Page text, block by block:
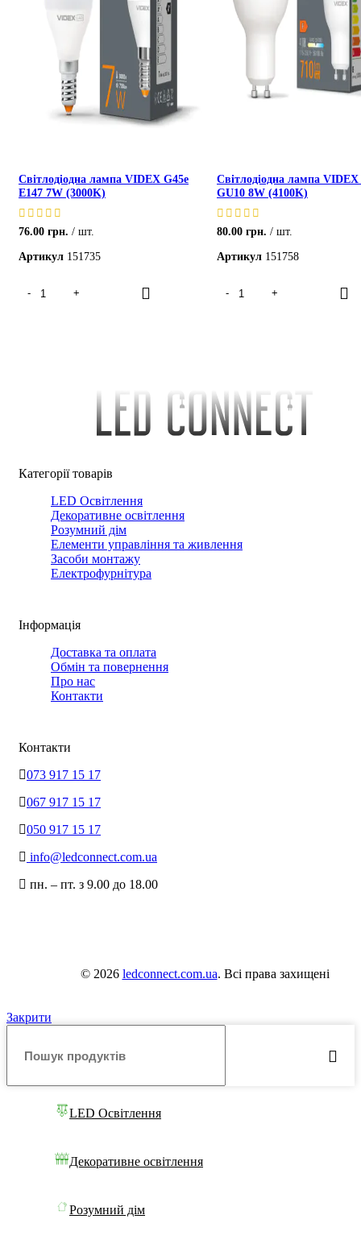
Світлодіодна лампа VIDEX G45e
E147 7W (3000K)
76.00 грн.
шт.
Артикул 151735
Світлодіодна лампа
GU10 8W (4100K)
80.00 грн.
шт.
Артикул 151758
Категорії товарів
LED Освітлення
Декоративне освітлення
Розумний дім
Елементи управління та живлення
Засоби монтажу
Електрофурнітура
Інформація
Доставка та оплата
Обмін та повернення
Про нас
Контакти
Контакти
073 917 15 17
067 917 15 17
050 917 15 17
info@ledconnect.com.ua
пн. – пт. з 9.00 до 18.00
© 2026 ledconnect.com.ua. Всі права захищені
Закрити
LED Освітлення
Декоративне освітлення
Розумний дім